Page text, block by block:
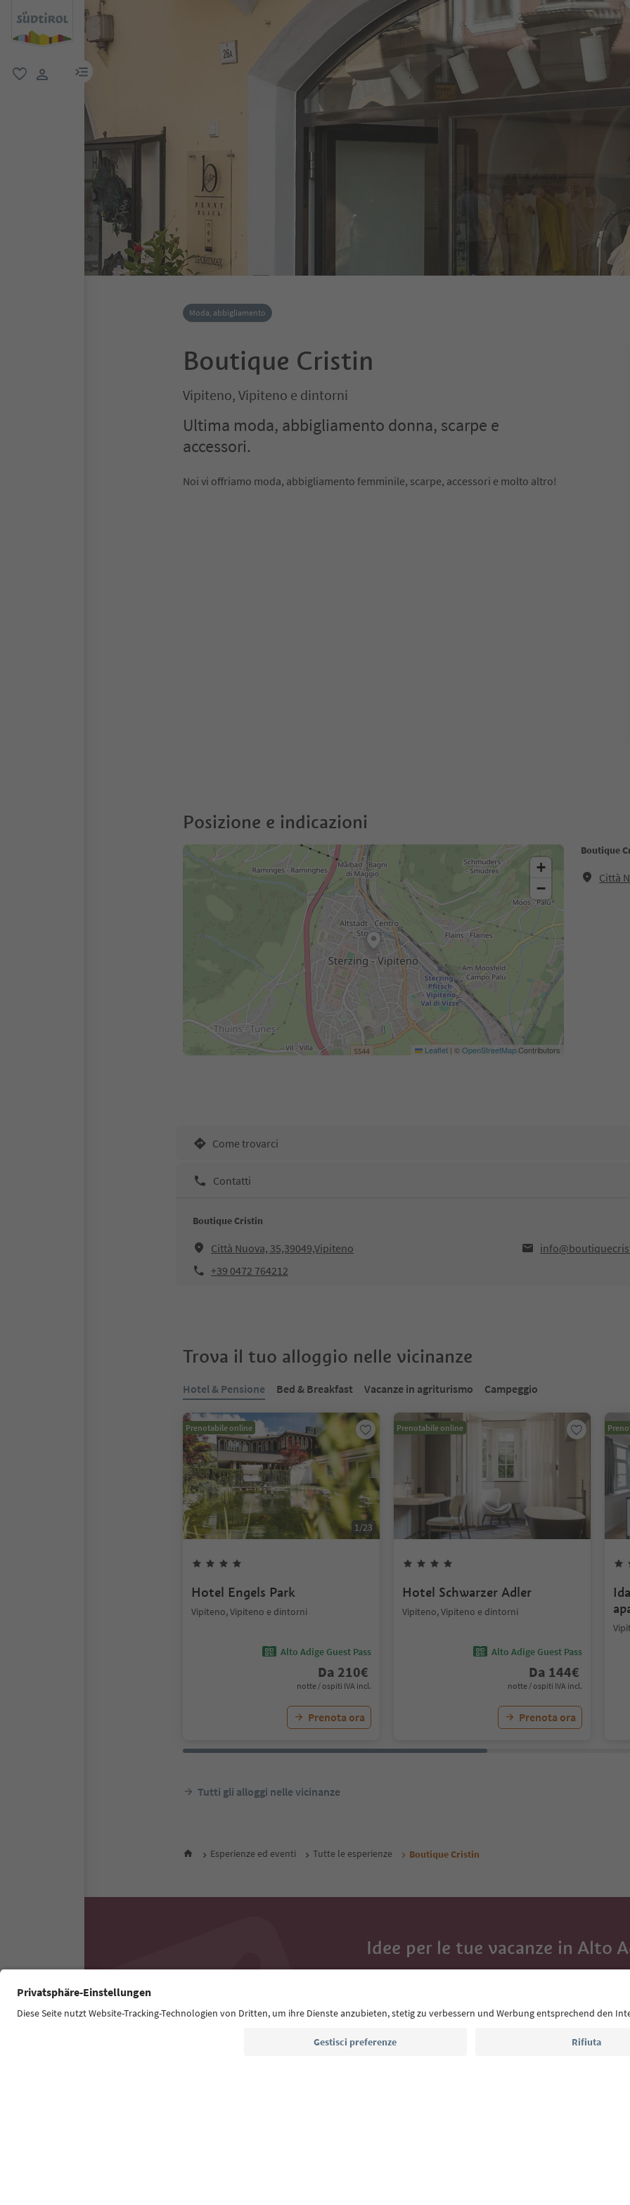
menu link
Moda, abbigliamento
Boutique Cristin
Vipiteno, Vipiteno e dintorni
Ultima moda, abbigliamento donna, scarpe e
accessori.
Noi vi offriamo moda, abbigliamento femminile, scarpe, accessori e molto altro!
Posizione e indicazioni
Boutique
Città
+
−
Leaflet | ©OpenStreetMapContributors
Come trovarci
Contatti
Boutique Cristin
Città Nuova, 35,39049,Vipiteno
+39 0472 764212
Trova il tuo alloggio nelle vicinanze
Hotel & Pensione Bed & Breakfast Vacanze in agriturismo Campeggio
Prenotabile online
1/23
Hotel Engels Park
Vipiteno, Vipiteno e dintorni
Alto Adige Guest Pass
Da 210€
notte / ospiti IVA incl.
Prenota ora
Prenotabile online
Hotel Schwarzer Adler
Vipiteno, Vipiteno e dintorni
Alto Adige Guest Pass
Da 144€
notte / ospiti IVA incl.
Prenota ora
Tutti gli alloggi nelle vicinanze
Esperienze ed eventi Tutte le esperienze Boutique Cristin
Idee per le tue vacanze in Alto
Indirizzo e-mail*